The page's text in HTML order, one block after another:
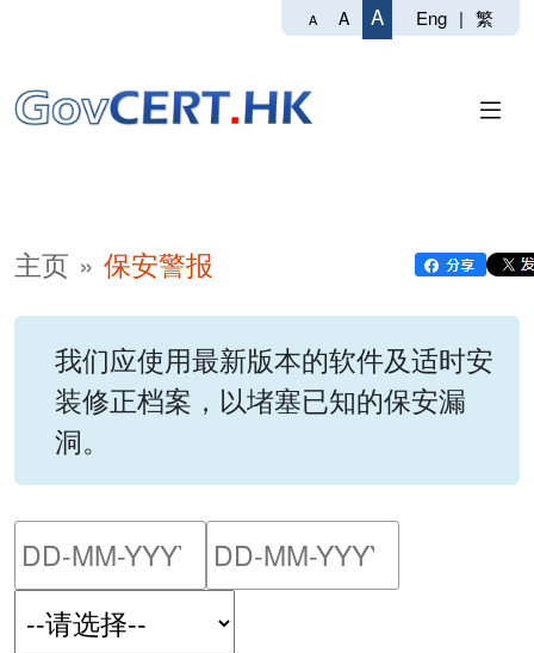
A A A Eng | 繁
主页 保安警报
我们应使用最新版本的软件及适时安
装修正档案，以堵塞已知的保安漏
洞。
请输入搜索日期范围的开